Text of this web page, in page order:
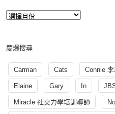
慶爆搜尋
Carman Cats Connie
Elaine Gary In
Miracle 社交力學培訓導師